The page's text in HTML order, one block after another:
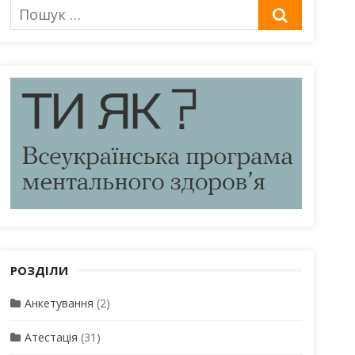
Пошук
для:
РОЗДІЛИ
Анкетування (2)
Атестація (31)